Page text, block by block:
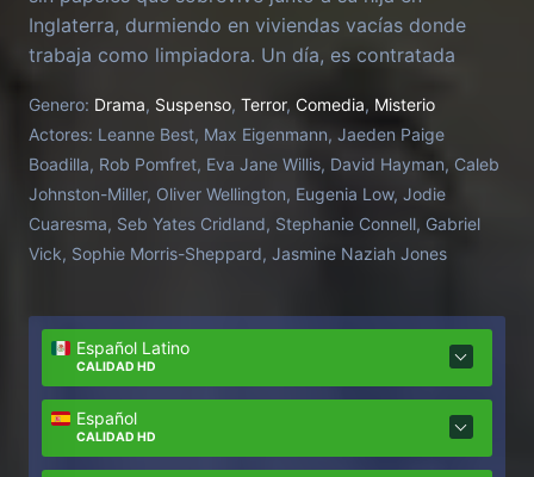
Inglaterra, durmiendo en viviendas vacías donde
trabaja como limpiadora. Un día, es contratada
casona, pero lo que parece un buen trabajo se
convierte en una pesadilla al descubrir los oscuros
secretos de la casa y sus habitantes. Dirigida por
Paris Zarcilla, esta película mezcla terror y thriller
sociopolítico para contar una historia inspirada en la
experiencia de su propia familia sobre la
inmigrantes sin papeles.
Genero: Drama, Suspenso, Terror, Comedia, Misterio
Actores: Leanne Best, Max Eigenmann, Jaeden Paige
Boadilla, Rob Pomfret, Eva Jane Willis, David Hayman, Caleb
Johnston-Miller, Oliver Wellington, Eugenia Low, Jodie
Cuaresma, Seb Yates Cridland, Stephanie Connell, Gabriel
Vick, Sophie Morris-Sheppard, Jasmine Naziah Jones
Español Latino
CALIDAD HD
Español
CALIDAD HD